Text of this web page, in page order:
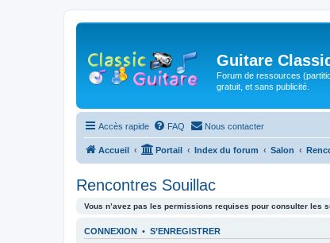
Guitare
Forum de ressources
gratuit, et sans publicité.
Accès rapide FAQ Nous contacter
Accueil Portail Index du forum Salon
Rencontres Souillac
Vous n’avez pas les permissions requises pour consulter les
CONNEXION • S’ENREGISTRER